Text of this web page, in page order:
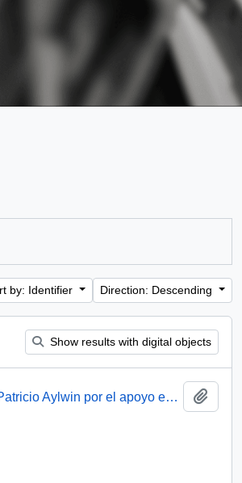
by: Identifier Direction: Descending
Show results with digital objects
[Agradecimientos del Obispo de Talca dirigidos al Presidente Patricio Aylwin por el apoyo en la reconstrucción de la Iglesia Matriz de Curicó]